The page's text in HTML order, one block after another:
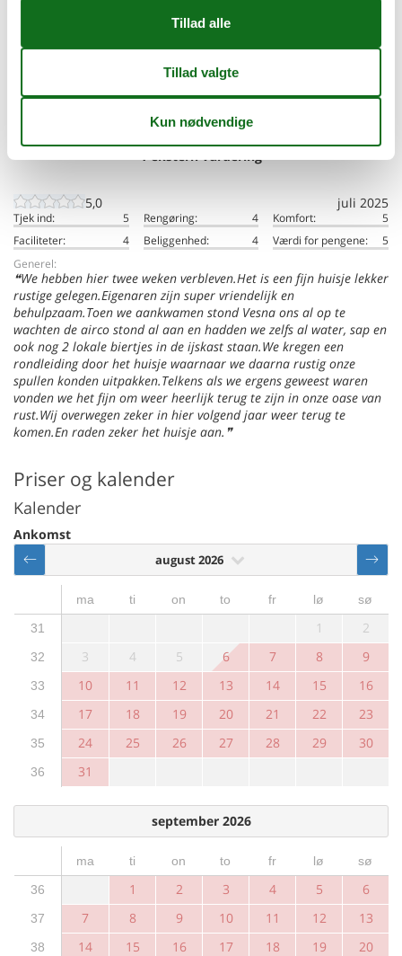
Eksterne vurderinger
Vores gæstevurderinger
5,0
1 ekstern vurdering
5,0 juli 2025
Tjek ind: 5 Rengøring: 4 Komfort:
5
Faciliteter:
4 Beliggenhed: 4 Værdi for pengene:
5
Generel:
We hebben hier twee weken verbleven.Het is een fijn huisje lekker
rustige gelegen.Eigenaren zijn super vriendelijk en
behulpzaam.Toen we aankwamen stond Vesna ons al op te
wachten de airco stond al aan en hadden we zelfs al water, sap en
ook nog 2 lokale biertjes in de ijskast staan.We kregen een
rondleiding door het huisje waarnaar we daarna rustig onze
spullen konden uitpakken.Telkens als we ergens geweest waren
vonden we het fijn om weer heerlijk terug te zijn in onze oase van
rust.Wij overwegen zeker in hier volgend jaar weer terug te
komen.En raden zeker het huisje aan.
Priser og kalender
Kalender
Ankomst
august 2026
ma ti on to fr lø
sø
31
1 2
32 3 4 5 6 7 8 9
33 10 11 12 13 14 15 16
34 17 18 19 20 21 22 23
35 24 25 26 27 28 29 30
36 31
september 2026
ma ti on to fr lø
sø
36
1 2 3 4 5 6
37 7 8 9 10 11 12 13
38 14 15 16 17 18 19 20